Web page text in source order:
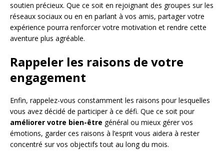
soutien précieux. Que ce soit en rejoignant des groupes sur les
réseaux sociaux ou en en parlant à vos amis, partager votre
expérience pourra renforcer votre motivation et rendre cette
aventure plus agréable.
Rappeler les raisons de votre
engagement
Enfin, rappelez-vous constamment les raisons pour lesquelles
vous avez décidé de participer à ce défi. Que ce soit pour
améliorer votre bien-être général ou mieux gérer vos
émotions, garder ces raisons à l’esprit vous aidera à rester
concentré sur vos objectifs tout au long du mois.